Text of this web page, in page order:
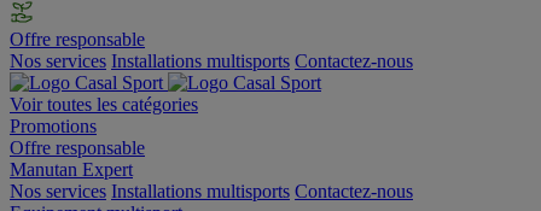
Offre responsable
Nos services Installations multisports Contactez-nous
Voir toutes les catégories
Promotions
Offre responsable
Manutan Expert
Nos services Installations multisports Contactez-nous